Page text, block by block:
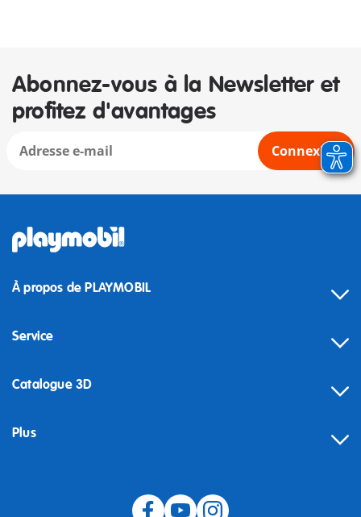
Abonnez-vous à la Newsletter et
profitez d'avantages
Connexion
À propos de PLAYMOBIL
Service
Catalogue 3D
Plus